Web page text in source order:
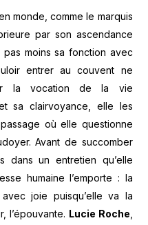
monde, comme le marquis
par son ascendance
moins sa fonction avec
entrer au couvent ne
la vocation de la vie
sa clairvoyance, elle les
où elle questionne
Avant de succomber
dans un entretien qu’elle
humaine l’emporte : la
joie puisqu’elle va la
l’épouvante. Lucie Roche